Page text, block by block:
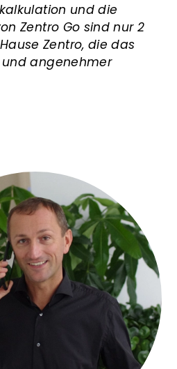
und die
Zentro Go sind nur 2
Zentro, die das
angenehmer